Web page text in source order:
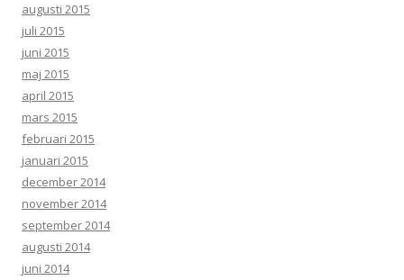
augusti 2015
juli 2015
juni 2015
maj 2015
april 2015
mars 2015
februari 2015
januari 2015
december 2014
november 2014
september 2014
augusti 2014
juni 2014